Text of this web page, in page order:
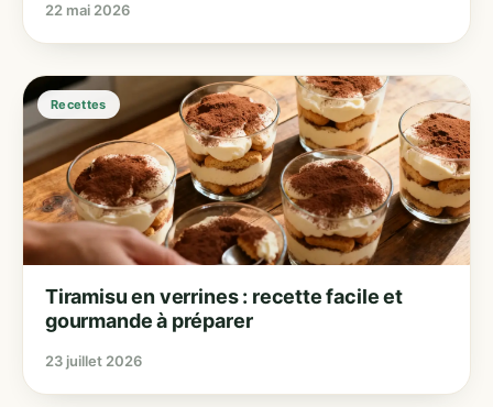
22 mai 2026
Recettes
Tiramisu en verrines : recette facile et
gourmande à préparer
23 juillet 2026